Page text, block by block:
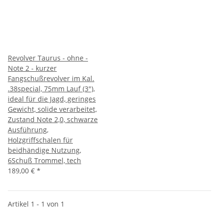
Revolver Taurus - ohne -
Note 2 - kurzer
Fangschußrevolver im Kal.
.38special, 75mm Lauf (3"),
ideal für die Jagd, geringes
Gewicht, solide verarbeitet,
Zustand Note 2,0, schwarze
Ausführung,
Holzgriffschalen für
beidhändige Nutzung,
6Schuß Trommel, tech
189,00 € *
Artikel 1 - 1 von 1